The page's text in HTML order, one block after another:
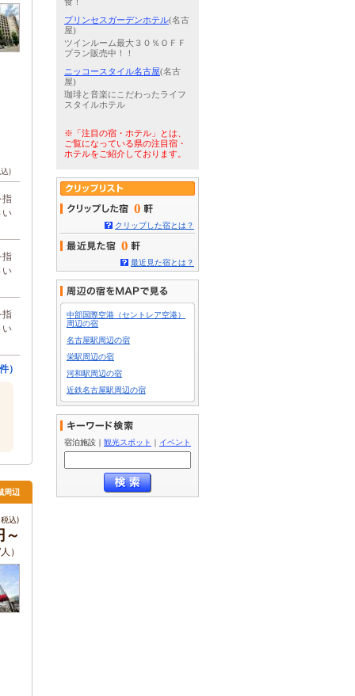
)
指
い
指
い
指
い
）
周辺
込)
）
プリンセスガーデンホテル(名古
屋)
ツインルーム最大３０％ＯＦＦ
プラン販売中！！
ニッコースタイル名古屋(名古
屋)
珈琲と音楽にこだわったライフ
スタイルホテル
※「注目の宿・ホテル」とは、
ご覧になっている県の注目宿・
ホテルをご紹介しております。
0
クリップした宿とは？
0
最近見た宿とは？
中部国際空港（セントレア空港）
周辺の宿
名古屋駅周辺の宿
栄駅周辺の宿
河和駅周辺の宿
近鉄名古屋駅周辺の宿
宿泊施設 ｜ 観光スポット ｜ イベント